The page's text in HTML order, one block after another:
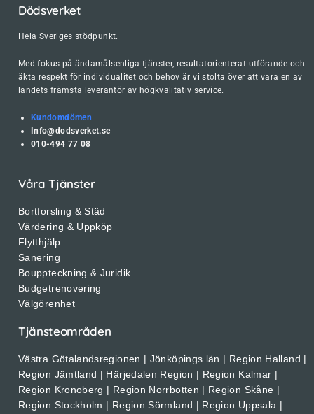
Dödsverket
Hela Sveriges stödpunkt.
Med fokus på ändamålsenliga tjänster, resultatorienterat utförande och
äkta respekt för individualitet och behov är vi stolta över att vara en av
landets främsta leverantör av högkvalitativ service.
Kundomdömen
Info@dodsverket.se
010-494 77 08
Våra Tjänster
Bortforsling & Städ
Värdering & Uppköp
Flytthjälp
Sanering
Bouppteckning & Juridik
Budgetrenovering
Välgörenhet
Tjänsteområden
Västra Götalandsregionen | Jönköpings län | Region Halland |
Region Jämtland | Härjedalen Region | Region Kalmar |
Region Kronoberg | Region Norrbotten | Region Skåne |
Region Stockholm | Region Sörmland | Region Uppsala |